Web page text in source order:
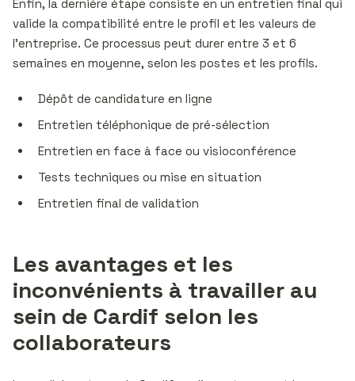
Enfin, la dernière étape consiste en un entretien final qui
valide la compatibilité entre le profil et les valeurs de
l’entreprise. Ce processus peut durer entre 3 et 6
semaines en moyenne, selon les postes et les profils.
Dépôt de candidature en ligne
Entretien téléphonique de pré-sélection
Entretien en face à face ou visioconférence
Tests techniques ou mise en situation
Entretien final de validation
Les avantages et les
inconvénients à travailler au
sein de Cardif selon les
collaborateurs